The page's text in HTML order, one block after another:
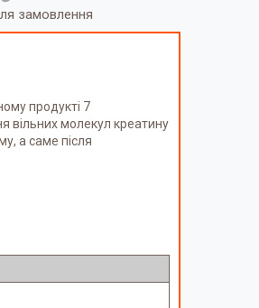
замовлення
продукті 7
вільних молекул креатину
а саме після